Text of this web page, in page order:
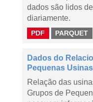
dados são lidos
diariamente.
PDF PARQUET
Dados do
Pequenas
Relação das
Grupos de